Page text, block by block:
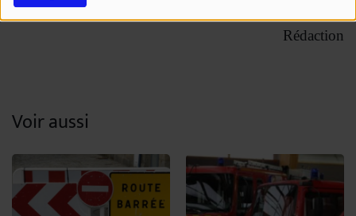
Rédaction
Voir aussi